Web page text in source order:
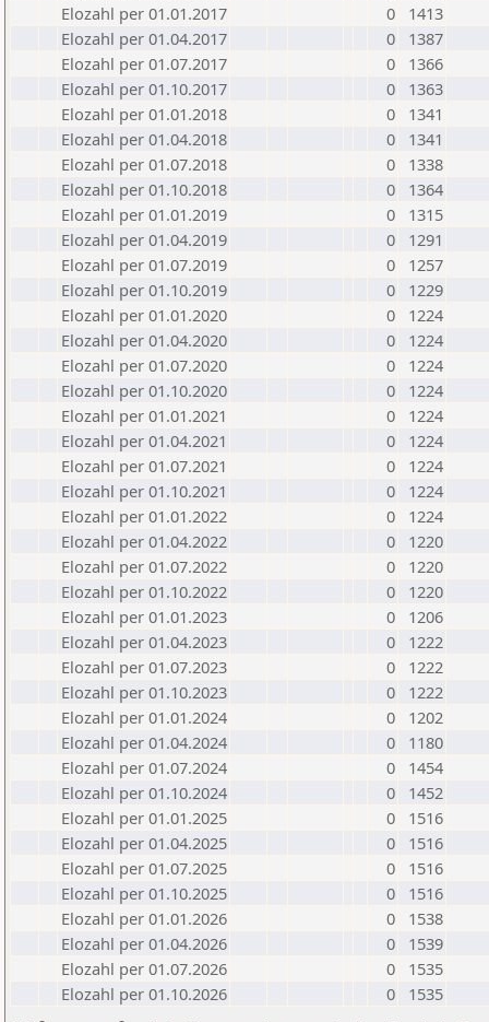
Elozahl per 01.01.2017
0
1413
Elozahl per 01.04.2017
0
1387
Elozahl per 01.07.2017
0
1366
Elozahl per 01.10.2017
0
1363
Elozahl per 01.01.2018
0
1341
Elozahl per 01.04.2018
0
1341
Elozahl per 01.07.2018
0
1338
Elozahl per 01.10.2018
0
1364
Elozahl per 01.01.2019
0
1315
Elozahl per 01.04.2019
0
1291
Elozahl per 01.07.2019
0
1257
Elozahl per 01.10.2019
0
1229
Elozahl per 01.01.2020
0
1224
Elozahl per 01.04.2020
0
1224
Elozahl per 01.07.2020
0
1224
Elozahl per 01.10.2020
0
1224
Elozahl per 01.01.2021
0
1224
Elozahl per 01.04.2021
0
1224
Elozahl per 01.07.2021
0
1224
Elozahl per 01.10.2021
0
1224
Elozahl per 01.01.2022
0
1224
Elozahl per 01.04.2022
0
1220
Elozahl per 01.07.2022
0
1220
Elozahl per 01.10.2022
0
1220
Elozahl per 01.01.2023
0
1206
Elozahl per 01.04.2023
0
1222
Elozahl per 01.07.2023
0
1222
Elozahl per 01.10.2023
0
1222
Elozahl per 01.01.2024
0
1202
Elozahl per 01.04.2024
0
1180
Elozahl per 01.07.2024
0
1454
Elozahl per 01.10.2024
0
1452
Elozahl per 01.01.2025
0
1516
Elozahl per 01.04.2025
0
1516
Elozahl per 01.07.2025
0
1516
Elozahl per 01.10.2025
0
1516
Elozahl per 01.01.2026
0
1538
Elozahl per 01.04.2026
0
1539
Elozahl per 01.07.2026
0
1535
Elozahl per 01.10.2026
0 1535